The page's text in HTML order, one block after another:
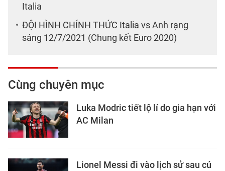
Italia
ĐỘI HÌNH CHÍNH THỨC Italia vs Anh rạng
sáng 12/7/2021 (Chung kết Euro 2020)
Cùng chuyên mục
Luka Modric tiết lộ lí do gia hạn với
AC Milan
Lionel Messi đi vào lịch sử sau cú